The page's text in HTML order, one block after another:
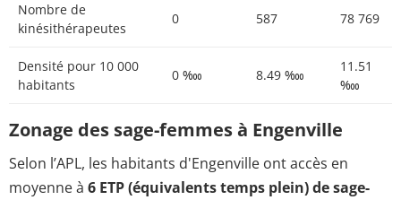
Nombre de
kinésithérapeutes
0 587 78 769
Densité pour 10 000
habitants
0 ‱ 8.49 ‱
11.51
‱
Zonage des sage-femmes à Engenville
Selon l’APL, les habitants d'Engenville ont accès en
moyenne à 6 ETP (équivalents temps plein) de sage-